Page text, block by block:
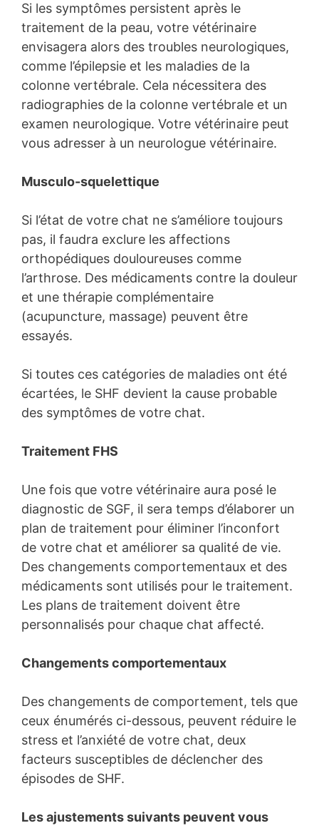
Si les symptômes persistent après le
traitement de la peau, votre vétérinaire
envisagera alors des troubles neurologiques,
comme l’épilepsie et les maladies de la
colonne vertébrale. Cela nécessitera des
radiographies de la colonne vertébrale et un
examen neurologique. Votre vétérinaire peut
vous adresser à un neurologue vétérinaire.
Musculo-squelettique
Si l’état de votre chat ne s’améliore toujours
pas, il faudra exclure les affections
orthopédiques douloureuses comme
l’arthrose. Des médicaments contre la douleur
et une thérapie complémentaire
(acupuncture, massage) peuvent être
essayés.
Si toutes ces catégories de maladies ont été
écartées, le SHF devient la cause probable
des symptômes de votre chat.
Traitement FHS
Une fois que votre vétérinaire aura posé le
diagnostic de SGF, il sera temps d’élaborer un
plan de traitement pour éliminer l’inconfort
de votre chat et améliorer sa qualité de vie.
Des changements comportementaux et des
médicaments sont utilisés pour le traitement.
Les plans de traitement doivent être
personnalisés pour chaque chat affecté.
Changements comportementaux
Des changements de comportement, tels que
ceux énumérés ci-dessous, peuvent réduire le
stress et l’anxiété de votre chat, deux
facteurs susceptibles de déclencher des
épisodes de SHF.
Les ajustements suivants peuvent vous